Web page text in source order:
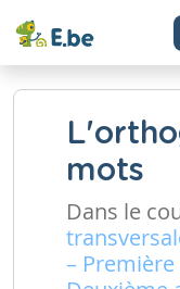
mots
Dans le
–